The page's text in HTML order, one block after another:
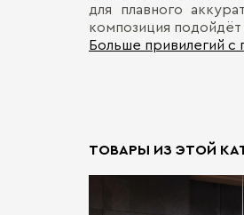
для плавного
композиция
Больше привилегий
ТОВАРЫ ИЗ ЭТОЙ